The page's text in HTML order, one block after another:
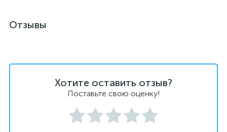
Отзывы
Хотите оставить отзыв?
Поставьте свою оценку!